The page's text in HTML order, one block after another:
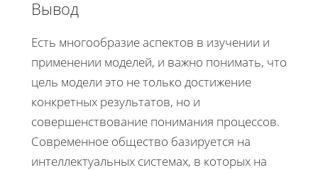
Вывод
Eсть многообразие аспектов в изучении и
применении моделей, и важно понимать, что
цель модели это не только достижение
конкретных результатов, но и
совершенствование понимания процессов.
Современное общество базируется на
интеллектуальных системах, в которых на